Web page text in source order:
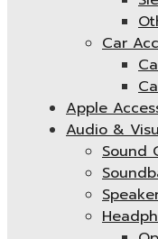
Car
Apple
Audio &
Sound